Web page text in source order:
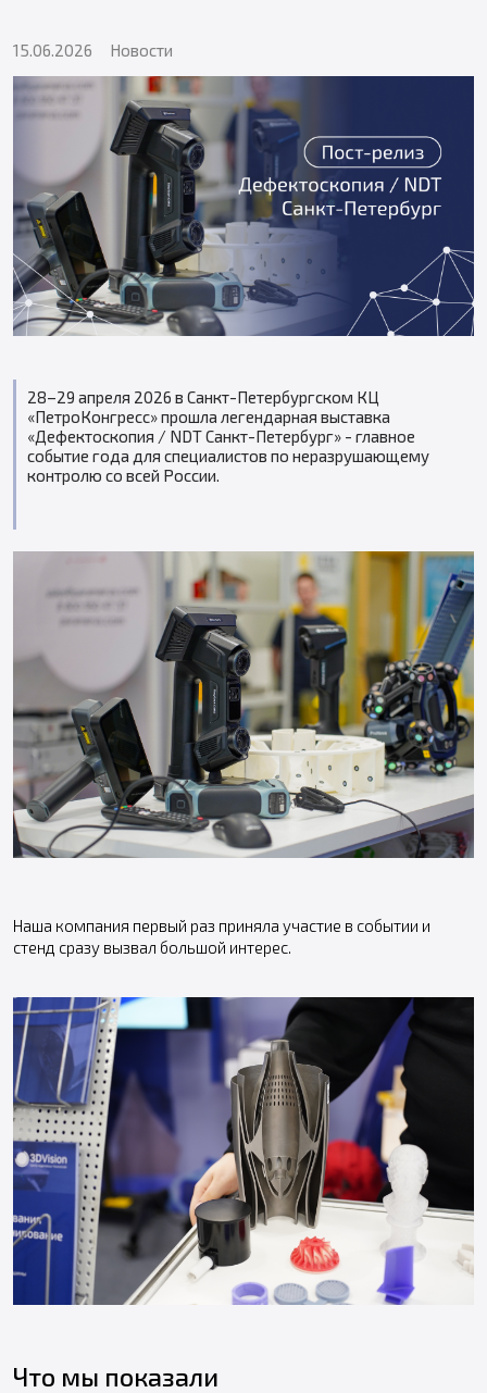
15.06.2026 Новости
28–29 апреля 2026 в Санкт-Петербургском КЦ
«ПетроКонгресс» прошла легендарная выставка
«Дефектоскопия / NDT Санкт-Петербург» - главное
событие года для специалистов по неразрушающему
контролю со всей России.
Наша компания первый раз приняла участие в событии и
стенд сразу вызвал большой интерес.
Что мы показали